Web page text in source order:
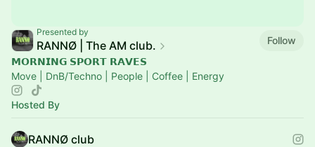
Presented by
RANNØ | The AM club.
Follow
𝗠𝗢𝗥𝗡𝗜𝗡𝗚 𝗦𝗣𝗢𝗥𝗧 𝗥𝗔𝗩𝗘𝗦
Move | DnB/Techno | People | Coffee | Energy
Hosted By
RANNØ club